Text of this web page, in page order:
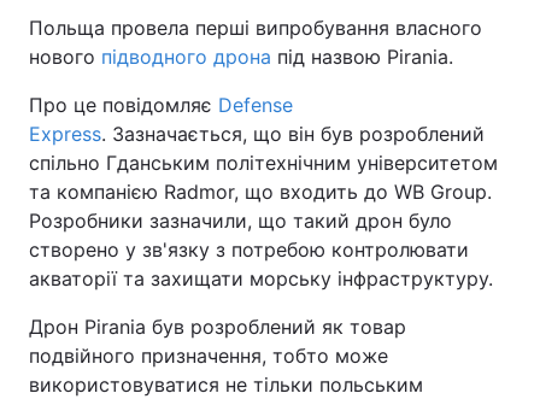
Польща провела перші випробування власного
нового підводного дрона під назвою Pirania.
Про це повідомляє Defense
Express. Зазначається, що він був розроблений
спільно Гданським політехнічним університетом
та компанією Radmor, що входить до WB Group.
Розробники зазначили, що такий дрон було
створено у зв'язку з потребою контролювати
акваторії та захищати морську інфраструктуру.
Дрон Pirania був розроблений як товар
подвійного призначення, тобто може
використовуватися не тільки польським